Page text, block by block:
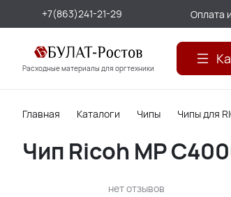
+7(863)241-21-29 Оплата
Расходные материалы для оргтехники
Главная Каталоги Чипы Чипы для
Чип Ricoh MP
нет отзывов